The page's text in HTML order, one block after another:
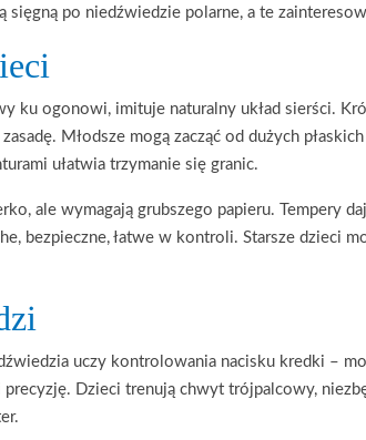
po niedźwiedzie polarne, a te
ku ogonowi, imituje naturalny układ sierści.
Młodsze mogą zacząć od dużych
ułatwia trzymanie się granic.
ale wymagają grubszego papieru. Tempery
bezpieczne, łatwe w kontroli. Starsze dzieci
uczy kontrolowania nacisku kredki –
Dzieci trenują chwyt trójpalcowy,